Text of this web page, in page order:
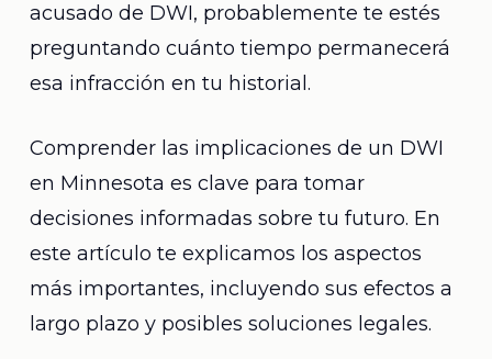
acusado de DWI, probablemente te estés
preguntando cuánto tiempo permanecerá
esa infracción en tu historial.
Comprender las implicaciones de un DWI
en Minnesota es clave para tomar
decisiones informadas sobre tu futuro. En
este artículo te explicamos los aspectos
más importantes, incluyendo sus efectos a
largo plazo y posibles soluciones legales.